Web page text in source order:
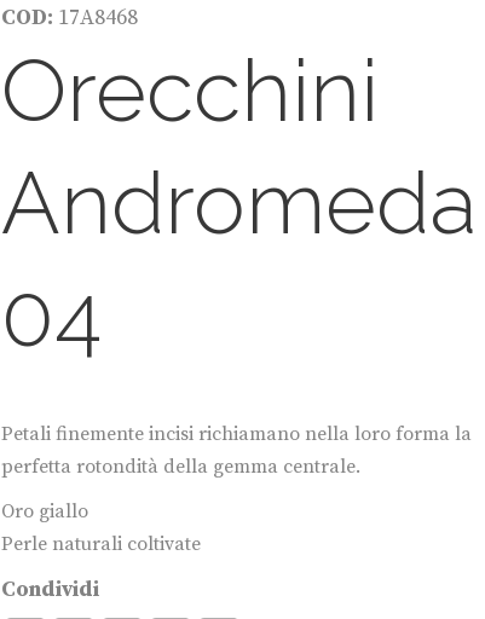
COD: 17A8468
Orecchini
Andromeda
04
Petali finemente incisi richiamano nella loro forma la
perfetta rotondità della gemma centrale.
Oro giallo
Perle naturali coltivate
Condividi